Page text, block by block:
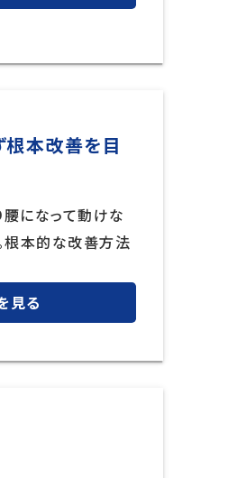
根本改善を目
腰になって動けな
根本的な改善方法
見る